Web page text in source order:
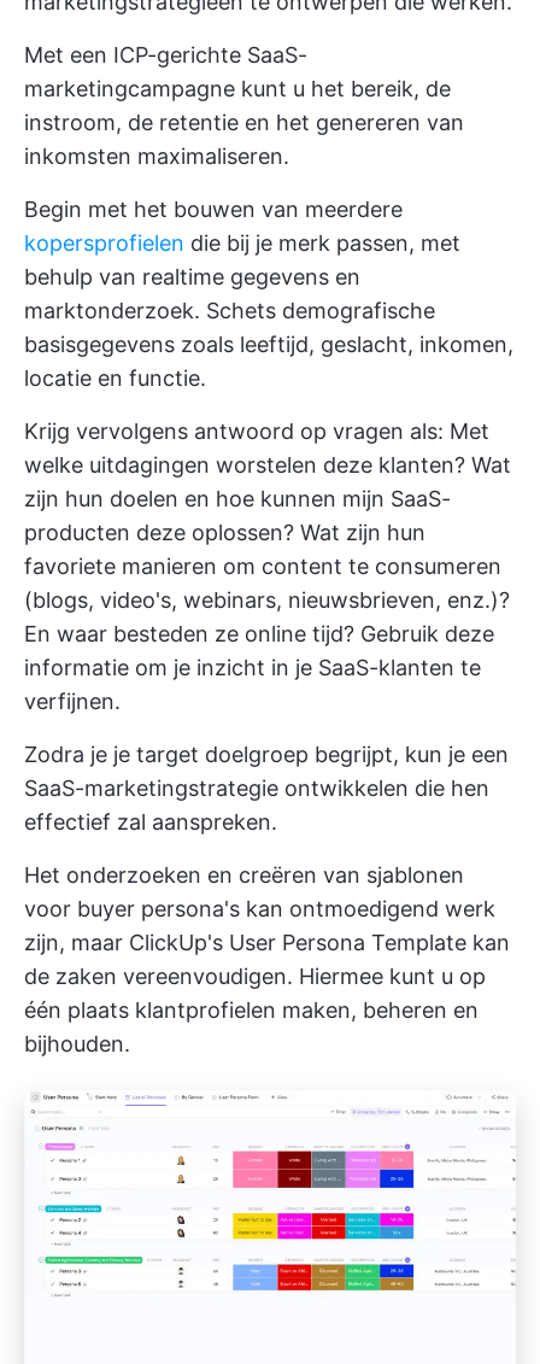
Met een ICP-gerichte SaaS-
marketingcampagne kunt u het bereik, de
instroom, de retentie en het genereren van
inkomsten maximaliseren.
Begin met het bouwen van meerdere
kopersprofielen die bij je merk passen, met
behulp van realtime gegevens en
marktonderzoek. Schets demografische
basisgegevens zoals leeftijd, geslacht, inkomen,
locatie en functie.
Krijg vervolgens antwoord op vragen als: Met
welke uitdagingen worstelen deze klanten? Wat
zijn hun doelen en hoe kunnen mijn SaaS-
producten deze oplossen? Wat zijn hun
favoriete manieren om content te consumeren
(blogs, video's, webinars, nieuwsbrieven, enz.)?
En waar besteden ze online tijd? Gebruik deze
informatie om je inzicht in je SaaS-klanten te
verfijnen.
Zodra je je target doelgroep begrijpt, kun je een
SaaS-marketingstrategie ontwikkelen die hen
effectief zal aanspreken.
Het onderzoeken en creëren van sjablonen
voor buyer persona's kan ontmoedigend werk
zijn, maar ClickUp's User Persona Template kan
de zaken vereenvoudigen. Hiermee kunt u op
één plaats klantprofielen maken, beheren en
bijhouden.